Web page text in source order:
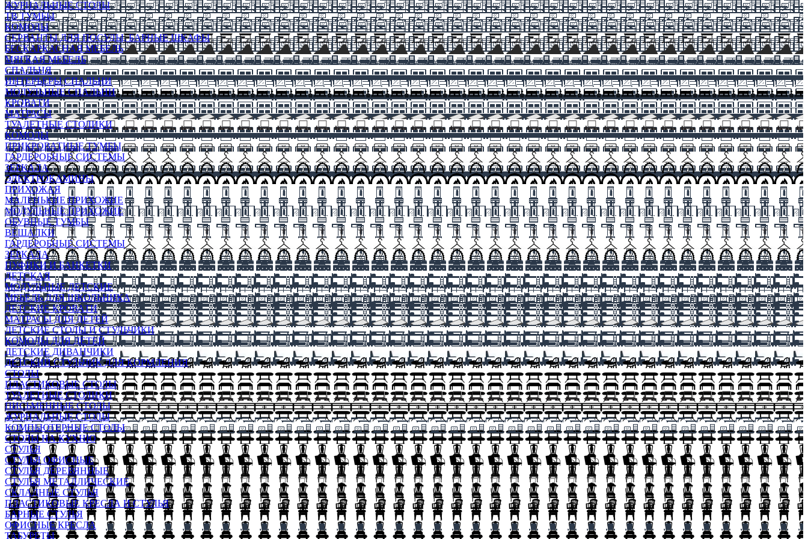
ЖУРНАЛЬНЫЕ СТОЛЫ
ТВ ТУМБЫ
КОМОДЫ
СЕРВАНТЫ ДЛЯ ПОСУДЫ, БАРНЫЕ ШКАФЫ
БЕСКАРКАСНАЯ МЕБЕЛЬ
МЯГКАЯ МЕБЕЛЬ
СПАЛЬНЯ
ИНТЕРЬЕРЫ СПАЛЬНИ
МОДУЛЬНЫЕ СПАЛЬНИ
КРОВАТИ
МАТРАСЫ
ТУАЛЕТНЫЕ СТОЛИКИ
КОМОДЫ
ПРИКРОВАТНЫЕ ТУМБЫ
ГАРДЕРОБНЫЕ СИСТЕМЫ
ЗЕРКАЛА
ЭЛЕКТРОКАМИНЫ
ПРИХОЖАЯ
МАЛЕНЬКИЕ ПРИХОЖИЕ
МОДУЛЬНЫЕ ПРИХОЖИЕ
ОБУВНЫЕ ТУМБЫ
ВЕШАЛКИ
ГАРДЕРОБНЫЕ СИСТЕМЫ
ЗЕРКАЛА
ПУФИКИ И БАНКЕТКИ
ДЕТСКАЯ
МОДУЛЬНЫЕ ДЕТСКИЕ
МЕБЕЛЬ ДЛЯ ШКОЛЬНИКА
ДЕТСКИЕ КРОВАТИ
МАТРАСЫ ДЛЯ ДЕТЕЙ
ДЕТСКИЕ СТОЛЫ И СТУЛЬЧИКИ
КОМОДЫ ДЛЯ ДЕТЕЙ
ДЕТСКИЕ ДИВАНЧИКИ
ДЕТСКИЙ СТУЛЬЧИК ДЛЯ КОРМЛЕНИЯ
СТОЛЫ
ПЛАСТИКОВЫЕ СТОЛЫ
ТУАЛЕТНЫЕ СТОЛИКИ
ПИСЬМЕННЫЕ СТОЛЫ
ЖУРНАЛЬНЫЕ СТОЛЫ
КОМПЬЮТЕРНЫЕ СТОЛЫ
СТОЛЫ НА КУХНЮ
СТУЛЬЯ
СТУЛЬЯ ОФИСНЫЕ
СТУЛЬЯ ДЕРЕВЯННЫЕ
СТУЛЬЯ МЕТАЛЛИЧЕСКИЕ
СКЛАДНЫЕ СТУЛЬЯ
ПЛАСТИКОВЫЕ КРЕСЛА И СТУЛЬЯ
БАРНЫЕ СТУЛЬЯ
ОФИСНЫЕ КРЕСЛА
ТАБУРЕТЫ